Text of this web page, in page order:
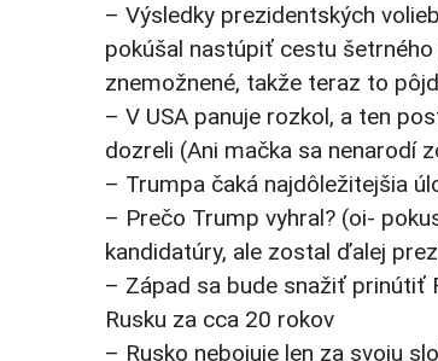
– Výsledky prezidentských
pokúšal nastúpiť cestu
znemožnené, takže teraz to
– V USA panuje rozkol, a ten
dozreli (Ani mačka sa nenarodí
– Trumpa čaká najdôležitejšia
– Prečo Trump vyhral? (oi-
kandidatúry, ale zostal ďalej
– Západ sa bude snažiť prinútiť
Rusku za cca 20 rokov
– Rusko nebojuje len za svoju